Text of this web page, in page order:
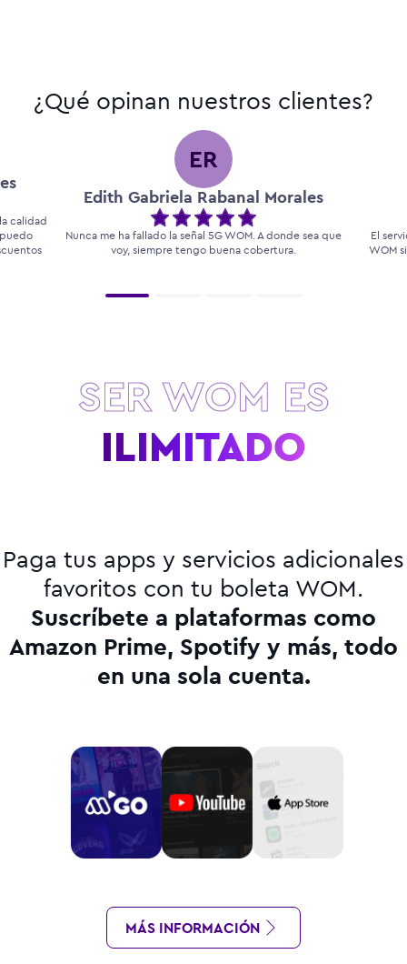
¿Qué opinan nuestros clientes?
calidad
ER
Edith Gabriela Rabanal Morales
Nunca me ha fallado la señal 5G WOM. A donde sea que
voy, siempre tengo buena cobertura.
El
WOM
SER WOM ES
VELOCIDAD
Paga tus apps y servicios adicionales
favoritos con tu boleta WOM.
Suscríbete a plataformas como
Amazon Prime, Spotify y más, todo
en una sola cuenta.
MÁS INFORMACIÓN